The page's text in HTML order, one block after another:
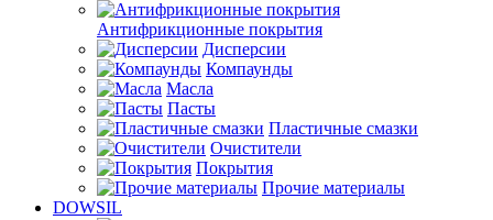
Антифрикционные покрытия
Дисперсии
Компаунды
Масла
Пасты
Пластичные смазки
Очистители
Покрытия
Прочие материалы
DOWSIL